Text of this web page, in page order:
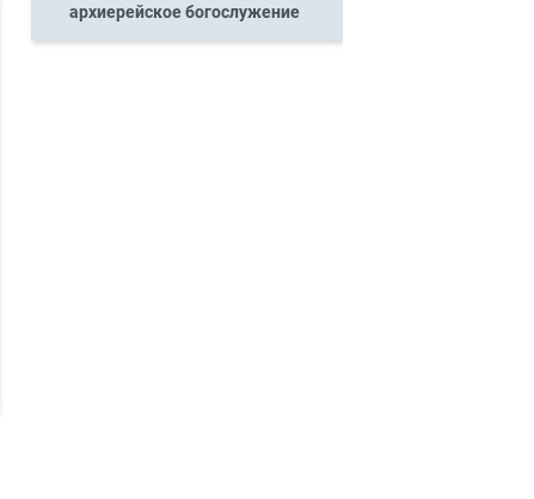
архиерейское богослужение